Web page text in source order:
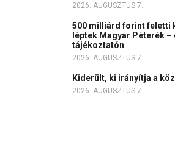
2026. AUGUSZTUS 7.
500 milliárd forint feletti
léptek Magyar Péterék
tájékoztatón
2026. AUGUSZTUS 7.
Kiderült, ki irányítja a
2026. AUGUSZTUS 7.